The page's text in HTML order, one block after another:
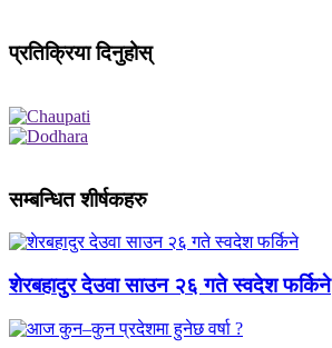
प्रतिक्रिया दिनुहोस्
सम्बन्धित शीर्षकहरु
शेरबहादुर देउवा साउन २६ गते स्वदेश फर्किने